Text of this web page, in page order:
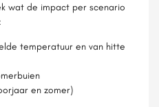
wat de impact per scenario
temperatuur en van hitte
en zomer)